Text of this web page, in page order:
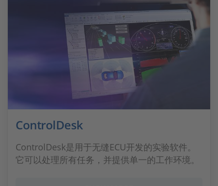
ControlDesk
ControlDesk是用于无缝ECU开发的实验软件。
它可以处理所有任务，并提供单一的工作环境。